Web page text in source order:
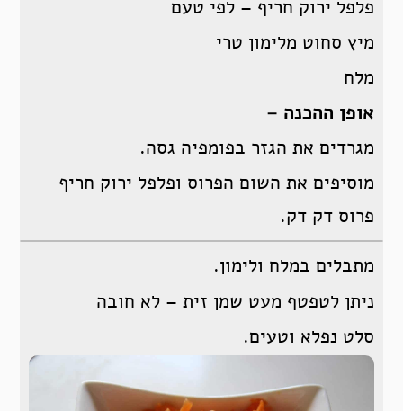
פלפל ירוק חריף – לפי טעם
מיץ סחוט מלימון טרי
מלח
אופן ההכנה –
מגרדים את הגזר בפומפיה גסה.
מוסיפים את השום הפרוס ופלפל ירוק חריף
פרוס דק דק.
מתבלים במלח ולימון.
ניתן לטפטף מעט שמן זית – לא חובה
סלט נפלא וטעים.